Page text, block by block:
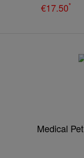
€17.50*
Medical